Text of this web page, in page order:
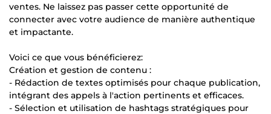
ventes. Ne laissez pas passer cette opportunité de
connecter avec votre audience de manière authentique
et impactante.
Voici ce que vous bénéficierez:
Création et gestion de contenu :
- Rédaction de textes optimisés pour chaque publication,
intégrant des appels à l'action pertinents et efficaces.
- Sélection et utilisation de hashtags stratégiques pour